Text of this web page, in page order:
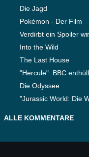
Die Jagd
Pokémon - Der Film
Verdirbt ein Spoiler
Into the Wild
The Last House
"Hercule": BBC
Die Odyssee
"Jurassic World: Die
ALLE KOMMENTARE